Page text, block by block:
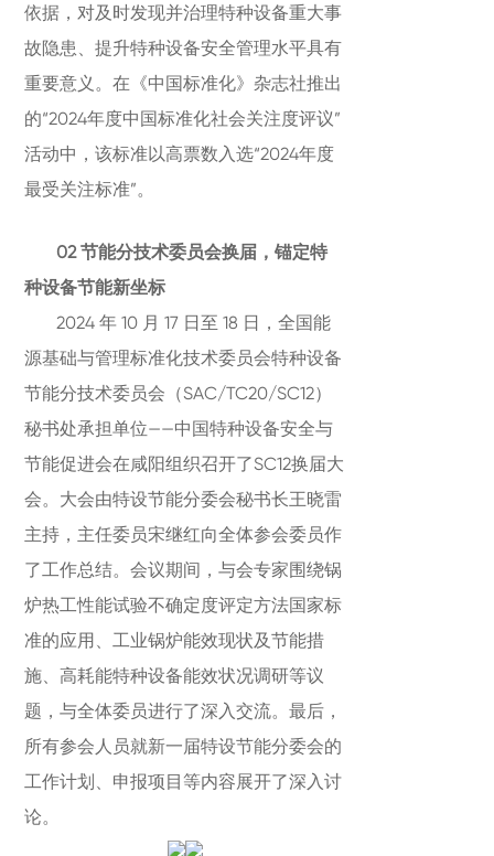
依据，对及时发现并治理特种设备重大事
故隐患、提升特种设备安全管理水平具有
重要意义。在《中国标准化》杂志社推出
的“2024年度中国标准化社会关注度评议”
活动中，该标准以高票数入选“2024年度
最受关注标准”。
02 节能分技术委员会换届，锚定特
种设备节能新坐标
2024 年 10 月 17 日至 18 日，全国能
源基础与管理标准化技术委员会特种设备
节能分技术委员会（SAC/TC20/SC12）
秘书处承担单位——中国特种设备安全与
节能促进会在咸阳组织召开了SC12换届大
会。大会由特设节能分委会秘书长王晓雷
主持，主任委员宋继红向全体参会委员作
了工作总结。会议期间，与会专家围绕锅
炉热工性能试验不确定度评定方法国家标
准的应用、工业锅炉能效现状及节能措
施、高耗能特种设备能效状况调研等议
题，与全体委员进行了深入交流。最后，
所有参会人员就新一届特设节能分委会的
工作计划、申报项目等内容展开了深入讨
论。